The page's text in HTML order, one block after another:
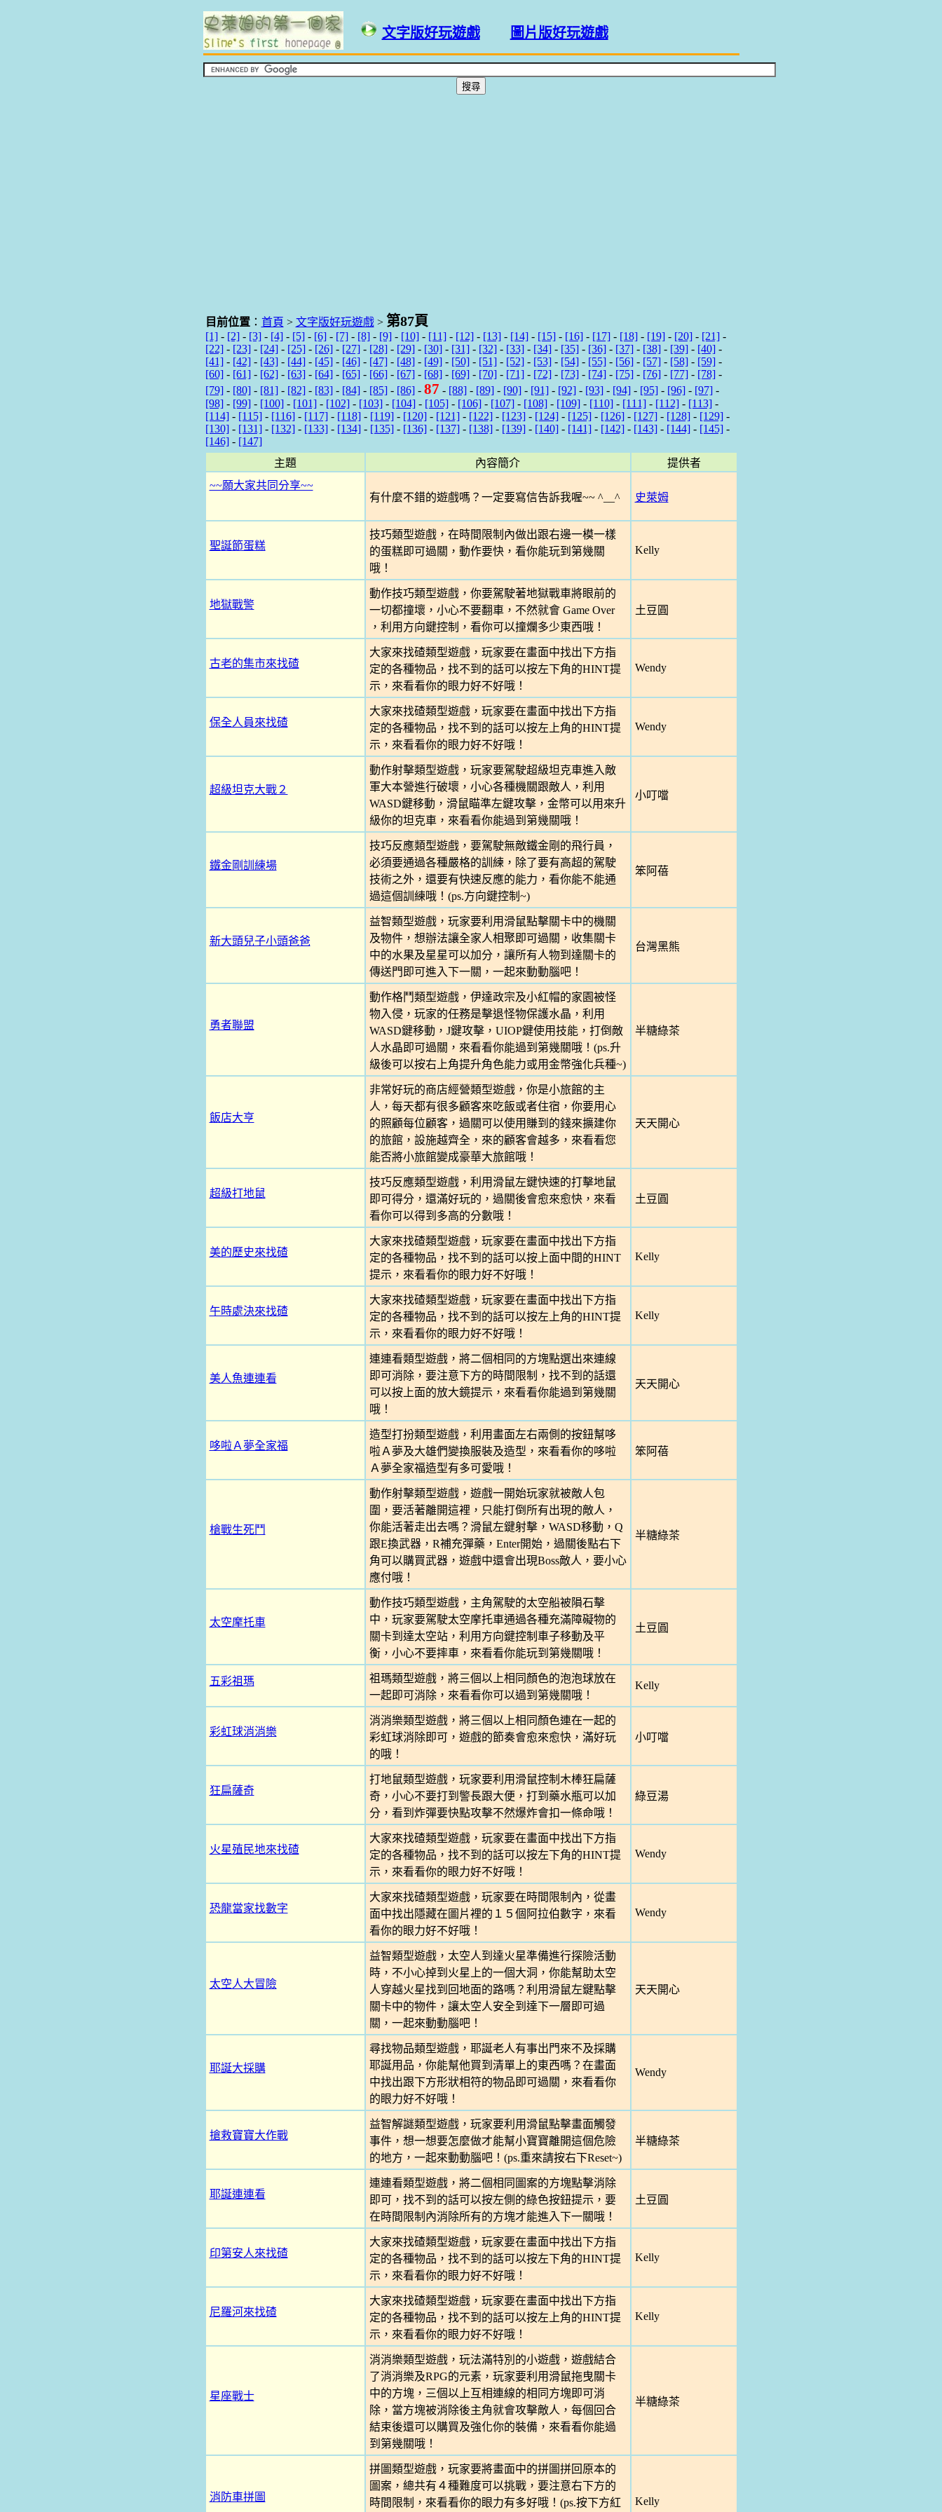
文字版好玩遊戲 圖片版好玩遊戲
目前位置： 首頁 > 文字版好玩遊戲> 第87頁
[1]- [2]- [3]- [4]- [5]- [6]- [7]- [8]- [9]- [10]- [11]- [12]- [13]- [14]- [15]- [16]- [17]- [18]- [19]- [20]- [21]-
[22]- [23]- [24]- [25]- [26]- [27]- [28]- [29]- [30]- [31]- [32]- [33]- [34]- [35]- [36]- [37]- [38]- [39]- [40]-
[41]- [42]- [43]- [44]- [45]- [46]- [47]- [48]- [49]- [50]- [51]- [52]- [53]- [54]- [55]- [56]- [57]- [58]- [59]-
[60]- [61]- [62]- [63]- [64]- [65]- [66]- [67]- [68]- [69]- [70]- [71]- [72]- [73]- [74]- [75]- [76]- [77]- [78]-
[79]- [80]- [81]- [82]- [83]- [84]- [85]- [86]- 87 - [88]- [89]- [90]- [91]- [92]- [93]- [94]- [95]- [96]- [97]-
[98]- [99]- [100]- [101]- [102]- [103]- [104]- [105]- [106]- [107]- [108]- [109]- [110]- [111]- [112]- [113]-
[114]- [115]- [116]- [117]- [118]- [119]- [120]- [121]- [122]- [123]- [124]- [125]- [126]- [127]- [128]- [129]-
[130]- [131]- [132]- [133]- [134]- [135]- [136]- [137]- [138]- [139]- [140]- [141]- [142]- [143]- [144]- [145]-
[146]- [147]
主題
內容簡介
提供者
~~願大家共同分享~~
有什麼不錯的遊戲嗎？一定要寫信告訴我喔~~ ^__^
史萊姆
聖誕節蛋糕
技巧類型遊戲，在時間限制內做出跟右邊一模一樣
的蛋糕即可過關，動作要快，看你能玩到第幾關
哦！
Kelly
地獄戰警
動作技巧類型遊戲，你要駕駛著地獄戰車將眼前的
一切都撞壞，小心不要翻車，不然就會 Game Over
，利用方向鍵控制，看你可以撞爛多少東西哦！
土豆圓
古老的集市來找碴
大家來找碴類型遊戲，玩家要在畫面中找出下方指
定的各種物品，找不到的話可以按左下角的HINT提
示，來看看你的眼力好不好哦！
Wendy
保全人員來找碴
大家來找碴類型遊戲，玩家要在畫面中找出下方指
定的各種物品，找不到的話可以按左上角的HINT提
示，來看看你的眼力好不好哦！
Wendy
超級坦克大戰２
動作射擊類型遊戲，玩家要駕駛超級坦克車進入敵
軍大本營進行破壞，小心各種機關跟敵人，利用
WASD鍵移動，滑鼠瞄準左鍵攻擊，金幣可以用來升
級你的坦克車，來看看你能過到第幾關哦！
小叮噹
鐵金剛訓練場
技巧反應類型遊戲，要駕駛無敵鐵金剛的飛行員，
必須要通過各種嚴格的訓練，除了要有高超的駕駛
技術之外，還要有快速反應的能力，看你能不能通
過這個訓練哦！(ps.方向鍵控制~)
笨阿蓓
新大頭兒子小頭爸爸
益智類型遊戲，玩家要利用滑鼠點擊關卡中的機關
及物件，想辦法讓全家人相聚即可過關，收集關卡
中的水果及星星可以加分，讓所有人物到達關卡的
傳送門即可進入下一關，一起來動動腦吧！
台灣黑熊
勇者聯盟
動作格鬥類型遊戲，伊達政宗及小紅帽的家園被怪
物入侵，玩家的任務是擊退怪物保護水晶，利用
WASD鍵移動，J鍵攻擊，UIOP鍵使用技能，打倒敵
人水晶即可過關，來看看你能過到第幾關哦！(ps.升
級後可以按右上角提升角色能力或用金幣強化兵種~)
半糖綠茶
飯店大亨
非常好玩的商店經營類型遊戲，你是小旅館的主
人，每天都有很多顧客來吃飯或者住宿，你要用心
的照顧每位顧客，過關可以使用賺到的錢來擴建你
的旅館，設施越齊全，來的顧客會越多，來看看您
能否將小旅館變成豪華大旅館哦！
天天開心
超級打地鼠
技巧反應類型遊戲，利用滑鼠左鍵快速的打擊地鼠
即可得分，還滿好玩的，過關後會愈來愈快，來看
看你可以得到多高的分數哦！
土豆圓
美的歷史來找碴
大家來找碴類型遊戲，玩家要在畫面中找出下方指
定的各種物品，找不到的話可以按上面中間的HINT
提示，來看看你的眼力好不好哦！
Kelly
午時處決來找碴
大家來找碴類型遊戲，玩家要在畫面中找出下方指
定的各種物品，找不到的話可以按左上角的HINT提
示，來看看你的眼力好不好哦！
Kelly
美人魚連連看
連連看類型遊戲，將二個相同的方塊點選出來連線
即可消除，要注意下方的時間限制，找不到的話還
可以按上面的放大鏡提示，來看看你能過到第幾關
哦！
天天開心
哆啦Ａ夢全家福
造型打扮類型遊戲，利用畫面左右兩側的按鈕幫哆
啦Ａ夢及大雄們變換服裝及造型，來看看你的哆啦
Ａ夢全家福造型有多可愛哦！
笨阿蓓
槍戰生死鬥
動作射擊類型遊戲，遊戲一開始玩家就被敵人包
圍，要活著離開這裡，只能打倒所有出現的敵人，
你能活著走出去嗎？滑鼠左鍵射擊，WASD移動，Q
跟E換武器，R補充彈藥，Enter開始，過關後點右下
角可以購買武器，遊戲中還會出現Boss敵人，要小心
應付哦！
半糖綠茶
太空摩托車
動作技巧類型遊戲，主角駕駛的太空船被隕石擊
中，玩家要駕駛太空摩托車通過各種充滿障礙物的
關卡到達太空站，利用方向鍵控制車子移動及平
衡，小心不要摔車，來看看你能玩到第幾關哦！
土豆圓
五彩祖瑪
祖瑪類型遊戲，將三個以上相同顏色的泡泡球放在
一起即可消除，來看看你可以過到第幾關哦！
Kelly
彩虹球消消樂
消消樂類型遊戲，將三個以上相同顏色連在一起的
彩虹球消除即可，遊戲的節奏會愈來愈快，滿好玩
的哦！
小叮噹
狂扁薩奇
打地鼠類型遊戲，玩家要利用滑鼠控制木棒狂扁薩
奇，小心不要打到警長跟大便，打到藥水瓶可以加
分，看到炸彈要快點攻擊不然爆炸會扣一條命哦！
綠豆湯
火星殖民地來找碴
大家來找碴類型遊戲，玩家要在畫面中找出下方指
定的各種物品，找不到的話可以按左下角的HINT提
示，來看看你的眼力好不好哦！
Wendy
恐龍當家找數字
大家來找碴類型遊戲，玩家要在時間限制內，從畫
面中找出隱藏在圖片裡的１５個阿拉伯數字，來看
看你的眼力好不好哦！
Wendy
太空人大冒險
益智類型遊戲，太空人到達火星準備進行探險活動
時，不小心掉到火星上的一個大洞，你能幫助太空
人穿越火星找到回地面的路嗎？利用滑鼠左鍵點擊
關卡中的物件，讓太空人安全到達下一層即可過
關，一起來動動腦吧！
天天開心
耶誕大採購
尋找物品類型遊戲，耶誕老人有事出門來不及採購
耶誕用品，你能幫他買到清單上的東西嗎？在畫面
中找出跟下方形狀相符的物品即可過關，來看看你
的眼力好不好哦！
Wendy
搶救寶寶大作戰
益智解謎類型遊戲，玩家要利用滑鼠點擊畫面觸發
事件，想一想要怎麼做才能幫小寶寶離開這個危險
的地方，一起來動動腦吧！(ps.重來請按右下Reset~)
半糖綠茶
耶誕連連看
連連看類型遊戲，將二個相同圖案的方塊點擊消除
即可，找不到的話可以按左側的綠色按鈕提示，要
在時間限制內消除所有的方塊才能進入下一關哦！
土豆圓
印第安人來找碴
大家來找碴類型遊戲，玩家要在畫面中找出下方指
定的各種物品，找不到的話可以按左下角的HINT提
示，來看看你的眼力好不好哦！
Kelly
尼羅河來找碴
大家來找碴類型遊戲，玩家要在畫面中找出下方指
定的各種物品，找不到的話可以按左上角的HINT提
示，來看看你的眼力好不好哦！
Kelly
星座戰士
消消樂類型遊戲，玩法滿特別的小遊戲，遊戲結合
了消消樂及RPG的元素，玩家要利用滑鼠拖曳關卡
中的方塊，三個以上互相連線的相同方塊即可消
除，當方塊被消除後主角就會攻擊敵人，每個回合
結束後還可以購買及強化你的裝備，來看看你能過
到第幾關哦！
半糖綠茶
消防車拼圖
拼圖類型遊戲，玩家要將畫面中的拼圖拼回原本的
圖案，總共有４種難度可以挑戰，要注意右下方的
時間限制，來看看你的眼力有多好哦！(ps.按下方紅
Kelly